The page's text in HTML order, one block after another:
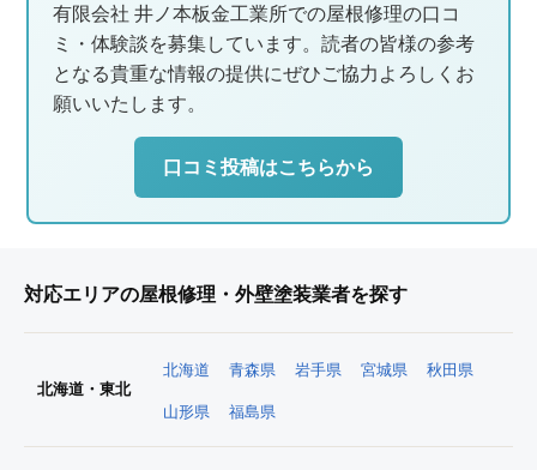
有限会社 井ノ本板金工業所での屋根修理の口コ
ミ・体験談を募集しています。読者の皆様の参考
となる貴重な情報の提供にぜひご協力よろしくお
願いいたします。
口コミ投稿はこちらから
対応エリアの屋根修理・外壁塗装業者を探す
北海道・東北
北海道 青森県 岩手県 宮城県 秋田県
山形県 福島県